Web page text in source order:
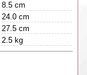
8.5 cm
24.0 cm
27.5 cm
2.5 kg